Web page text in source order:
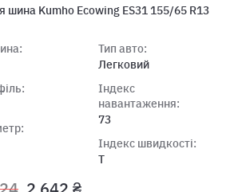
шина Kumho Ecowing ES31 155/65 R13
Тип авто:
Легковий
Індекс
навантаження:
73
Індекс швидкості:
T